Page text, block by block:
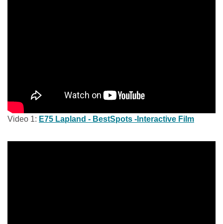
Video 1: E75 Lapland - BestSpots -Interactive Film